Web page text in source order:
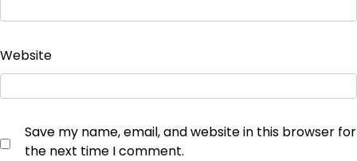
Website
Save my name, email, and website in this browser for
the next time I comment.